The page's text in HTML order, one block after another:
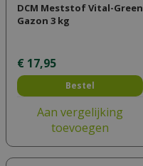
DCM Meststof Vital-Green
Gazon 3 kg
€ 17,95
Bestel
Aan vergelijking
toevoegen